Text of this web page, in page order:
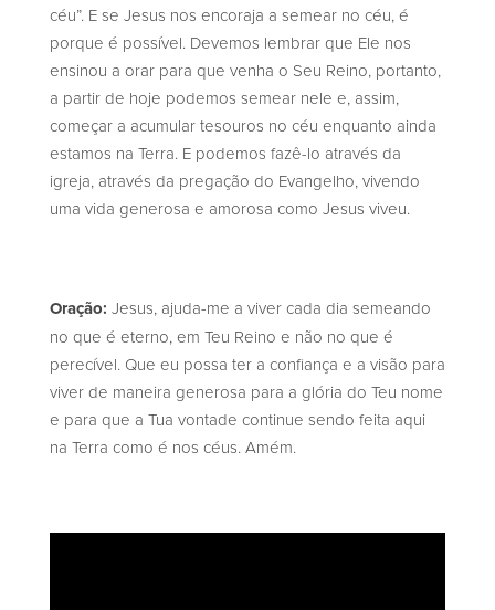
céu”. E se Jesus nos encoraja a semear no céu, é
porque é possível. Devemos lembrar que Ele nos
ensinou a orar para que venha o Seu Reino, portanto,
a partir de hoje podemos semear nele e, assim,
começar a acumular tesouros no céu enquanto ainda
estamos na Terra. E podemos fazê-lo através da
igreja, através da pregação do Evangelho, vivendo
uma vida generosa e amorosa como Jesus viveu.
Oração: Jesus, ajuda-me a viver cada dia semeando
no que é eterno, em Teu Reino e não no que é
perecível. Que eu possa ter a confiança e a visão para
viver de maneira generosa para a glória do Teu nome
e para que a Tua vontade continue sendo feita aqui
na Terra como é nos céus. Amém.